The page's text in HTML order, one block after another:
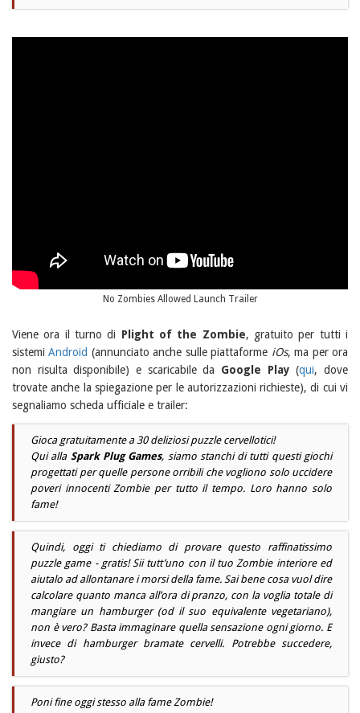
No Zombies Allowed Launch Trailer
Viene ora il turno di Plight of the Zombie, gratuito per tutti i
sistemiAndroid (annunciato anche sulle piattaforme iOs, ma per ora
non risulta disponibile) e scaricabile da Google Play (qui, dove
trovate anche la spiegazione per le autorizzazioni richieste), di cui vi
segnaliamo scheda ufficiale e trailer:
Gioca gratuitamente a 30 deliziosi puzzle cervellotici!
Qui alla Spark Plug Games, siamo stanchi di tutti questi giochi
progettati per quelle persone orribili che vogliono solo uccidere
poveri innocenti Zombie per tutto il tempo. Loro hanno solo
fame!
Quindi, oggi ti chiediamo di provare questo raffinatissimo
puzzle game - gratis! Sii tutt’uno con il tuo Zombie interiore ed
aiutalo ad allontanare i morsi della fame. Sai bene cosa vuol dire
calcolare quanto manca all’ora di pranzo, con la voglia totale di
mangiare un hamburger (od il suo equivalente vegetariano),
non è vero? Basta immaginare quella sensazione ogni giorno. E
invece di hamburger bramate cervelli. Potrebbe succedere,
giusto?
Poni fine oggi stesso alla fame Zombie!